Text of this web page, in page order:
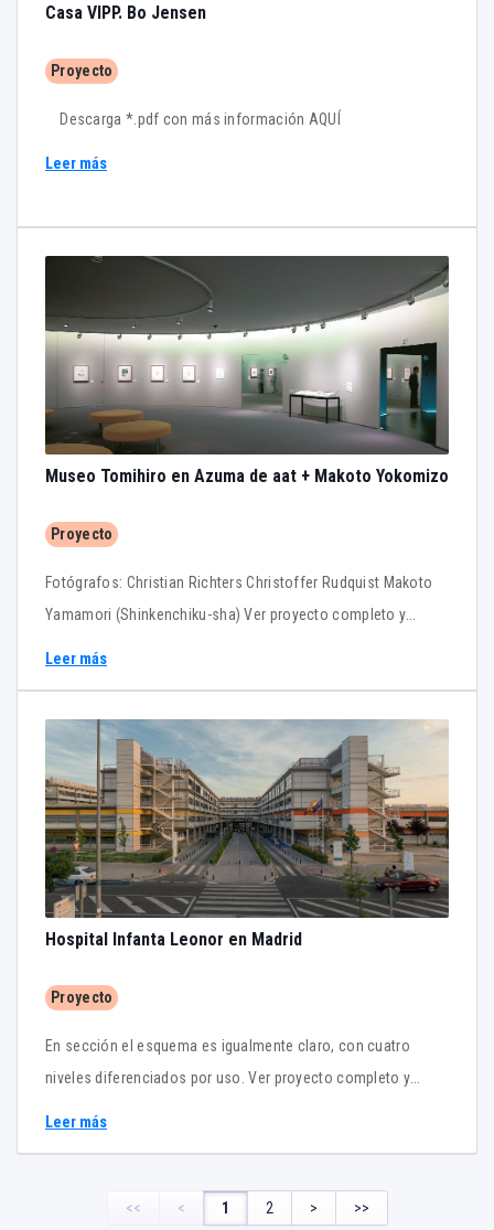
Casa VIPP. Bo Jensen
Proyecto
Descarga *.pdf con más información AQUÍ
Leer más
Museo Tomihiro en Azuma de aat + Makoto Yokomizo
Proyecto
Fotógrafos: Christian Richters Christoffer Rudquist Makoto
Yamamori (Shinkenchiku-sha) Ver proyecto completo y
Leer más
Hospital Infanta Leonor en Madrid
Proyecto
En sección el esquema es igualmente claro, con cuatro
niveles diferenciados por uso. Ver proyecto completo y
Leer más
<< < 1 2 > >>